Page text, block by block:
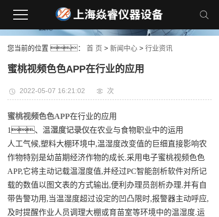
您当前的位置 ： 首 页 > 新闻中心 > 行业资讯
蜜桃视频色色APP在行业的应用
2022-05-07 16:21:02 次
蜜桃视频色色APP在行业的应用
1、温湿度记录仪在农业与食物职业中的运用
人工气候,塑料大棚环境中,温湿度改变值的巨细直接影响农
作物特别是幼苗期经济作物的成长.采用电子蜜桃视频色色
APP,它将主动记载温湿度值,并经过PC智能剖析软件对所记
载的数值以图文表的方式输出,便利办理员剖析办理.并有自
带告警功用,当温湿度超过设定的凹凸限时,报警器主动呼应,
及时提醒作业人员调理大棚或育苗室等环境中的温湿度.运